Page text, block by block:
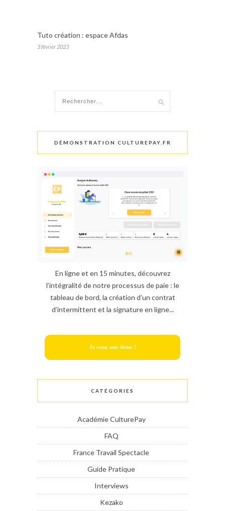
Tuto création : espace Afdas
3 février 2023
DÉMONSTRATION CULTUREPAY.FR
En ligne et en 15 minutes, découvrez
l’intégralité de notre processus de paie : le
tableau de bord, la création d’un contrat
d’intermittent et la signature en ligne...
Je veux une démo !
CATÉGORIES
Académie CulturePay
FAQ
France Travail Spectacle
Guide Pratique
Interviews
Kezako